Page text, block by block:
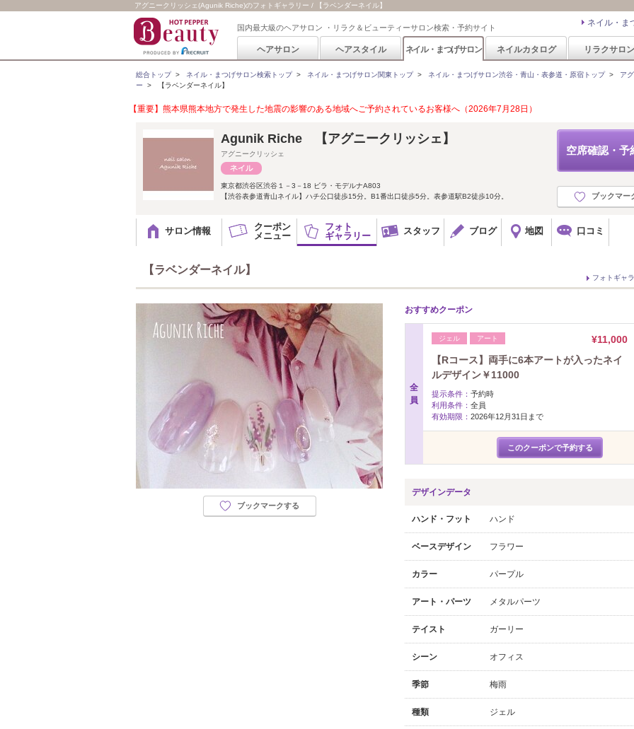
アグニークリッシェ(Agunik Riche)のフォトギャラリー / 【ラベンダーネイル】
国内最大級のヘアサロン ・リラク＆ビューティーサロン検索・予約サイト ネイル・ま
ヘアサロン ヘアスタイル ネイル・まつげサロン ネイルカタログ リラクサロン
総合トップ> ネイル・まつげサロン検索トップ> ネイル・まつげサロン関東トップ> ネイル・まつげサロン渋谷・青山・表参道・原宿トップ> ア
ー > 【ラベンダーネイル】
【重要】熊本県熊本地方で発生した地震の影響のある地域へご予約されているお客様へ（2026年7月28日）
空席確認・予
ブックマー
Agunik Riche 【アグニークリッシェ】
アグニークリッシェ
東京都渋谷区渋谷１－3－18 ビラ・モデルナA803
【渋谷表参道青山ネイル】ハチ公口徒歩15分。B1番出口徒歩5分。表参道駅B2徒歩10分。
サロン情報
クーポン
メニュー
フォト
ギャラリー
スタッフ ブログ 地図 口コミ
【ラベンダーネイル】
フォトギャ
ブックマークする
おすすめクーポン
全
員
ジェル アート
¥11,000
【Rコース】両手に6本アートが入ったネイ
ルデザイン￥11000
提示条件： 予約時
利用条件： 全員
有効期限： 2026年12月31日まで
このクーポンで予約する
デザインデータ
ハンド・フット ハンド
ベースデザイン フラワー
カラー パープル
アート・パーツ メタルパーツ
テイスト ガーリー
シーン オフィス
季節 梅雨
種類 ジェル